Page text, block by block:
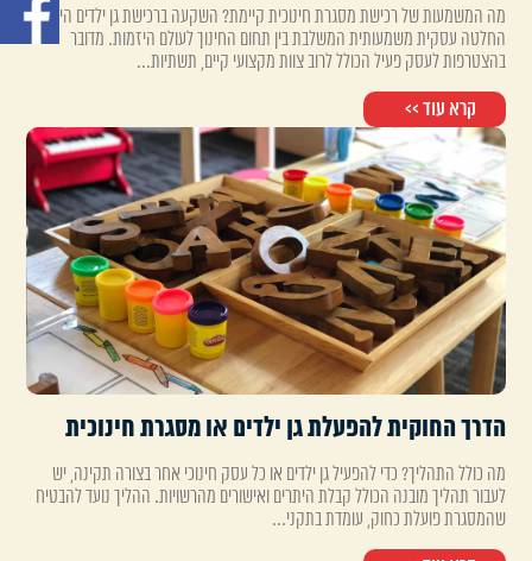
מה המשמעות של רכישת מסגרת חינוכית קיימת? השקעה ברכישת גן ילדים היא
החלטה עסקית משמעותית המשלבת בין תחום החינוך לעולם היזמות. מדובר
בהצטרפות לעסק פעיל הכולל לרוב צוות מקצועי קיים, תשתיות...
קרא עוד >>
הדרך החוקית להפעלת גן ילדים או מסגרת חינוכית
מה כולל התהליך? כדי להפעיל גן ילדים או כל עסק חינוכי אחר בצורה תקינה, יש
לעבור תהליך מובנה הכולל קבלת היתרים ואישורים מהרשויות. ההליך נועד להבטיח
שהמסגרת פועלת כחוק, עומדת בתקני...